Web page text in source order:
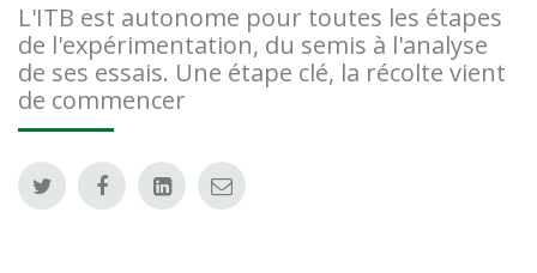
L'ITB est autonome pour toutes les étapes
de l'expérimentation, du semis à l'analyse
de ses essais. Une étape clé, la récolte vient
de commencer